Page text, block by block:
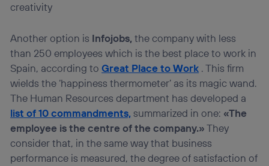
creativity
Another option is Infojobs,the company with less
than 250 employees which is the best place to work in
Spain, according toGreat Place to Work . This firm
wields the ‘happiness thermometer’ as its magic wand.
The Human Resources department has developed a
list of 10 commandments,summarized in one: «The
employee is the centre of the company.»They
consider that, in the same way that business
performance is measured, the degree of satisfaction of